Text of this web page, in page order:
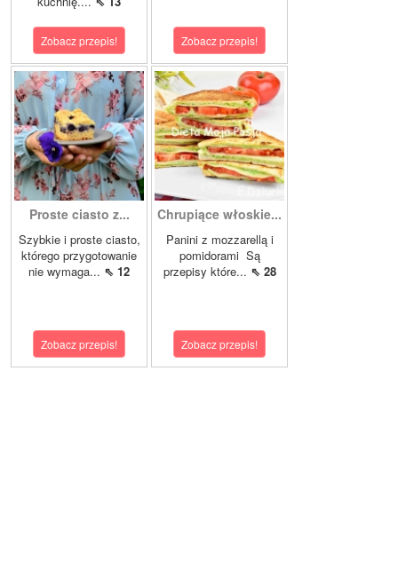
Zobacz przepis! Zobacz przepis!
Proste ciasto z...
Szybkie i proste ciasto,
którego przygotowanie
nie wymaga... ⇖ 12
Zobacz przepis!
Chrupiące włoskie...
Panini z mozzarellą i
pomidorami Są
przepisy które... ⇖ 28
Zobacz przepis!